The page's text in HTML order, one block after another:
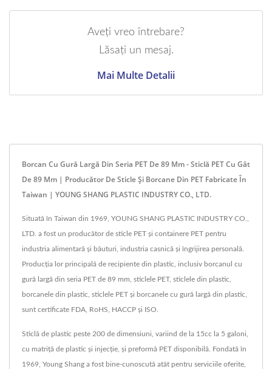
Aveți vreo întrebare?
Lăsați un mesaj.
Mai Multe Detalii
Borcan Cu Gură Largă Din Seria PET De 89 Mm - Sticlă PET Cu Gât
De 89 Mm | Producător De Sticle Și Borcane Din PET Fabricate În
Taiwan | YOUNG SHANG PLASTIC INDUSTRY CO., LTD.
Situată în Taiwan din 1969, YOUNG SHANG PLASTIC INDUSTRY CO.,
LTD. a fost un producător de sticle PET și containere PET pentru
industria alimentară și băuturi, industria casnică și îngrijirea personală.
Producția lor principală de recipiente din plastic, inclusiv borcanul cu
gură largă din seria PET de 89 mm, sticlele PET, sticlele din plastic,
borcanele din plastic, sticlele PET și borcanele cu gură largă din plastic,
sunt certificate FDA, RoHS, HACCP și ISO.
Sticlă de plastic peste 200 de dimensiuni, variind de la 15cc la 5 galoni,
cu matriță de plastic și injecție, și preformă PET disponibilă. Fondată în
1969, Young Shang a fost bine-cunoscută atât pentru serviciile oferite,